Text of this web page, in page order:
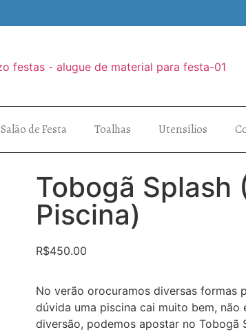
Salão de Festa Toalhas Utensílios
Tobogã Splash
Piscina)
R$450.00
No verão orocuramos diversas formas
dúvida uma piscina cai muito bem, não
diversão, podemos apostar no Tobogã